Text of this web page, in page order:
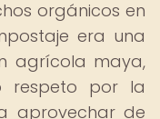
orgánicos en
era una
agrícola maya,
respeto por la
aprovechar de